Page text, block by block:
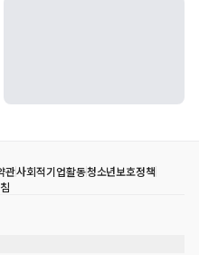
관사회적기업활동청소년보호정책